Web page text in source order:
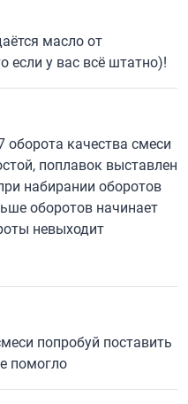
масло от
если у вас всё штатно)!
оборота качества смеси
поплавок выставлен
набирании оборотов
оборотов начинает
невыходит
попробуй поставить
помогло